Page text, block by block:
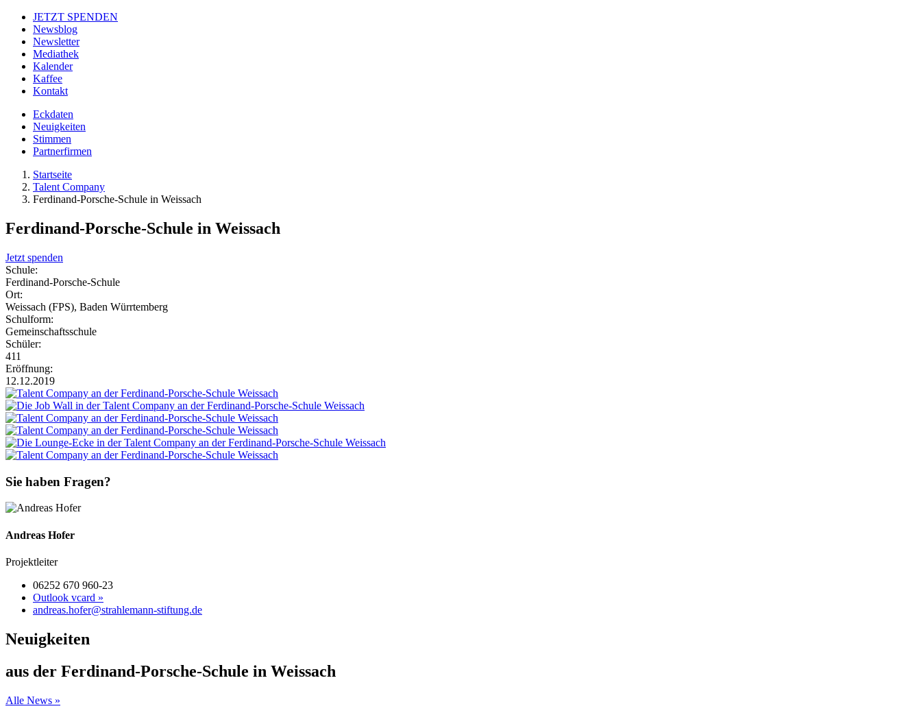
JETZT SPENDEN
Newsblog
Newsletter
Mediathek
Kalender
Kaffee
Kontakt
Eckdaten
Neuigkeiten
Stimmen
Partnerfirmen
Startseite
Talent Company
Ferdinand-Porsche-Schule in Weissach
Ferdinand-Porsche-Schule in Weissach
Jetzt spenden
Schule:
Ferdinand-Porsche-Schule
Ort:
Weissach (FPS), Baden Würrtemberg
Schulform:
Gemeinschaftsschule
Schüler:
411
Eröffnung:
12.12.2019
Sie haben Fragen?
Andreas Hofer
Projektleiter
06252 670 960-23
Outlook vcard »
andreas.hofer@strahlemann-stiftung.de
Neuigkeiten
aus der Ferdinand-Porsche-Schule in Weissach
Alle News »